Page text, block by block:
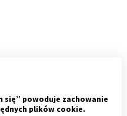
się” powoduje zachowanie
plików cookie.